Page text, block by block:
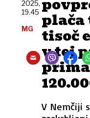
tisoč
v tej
V Nemčiji
2025,
19.45
MG